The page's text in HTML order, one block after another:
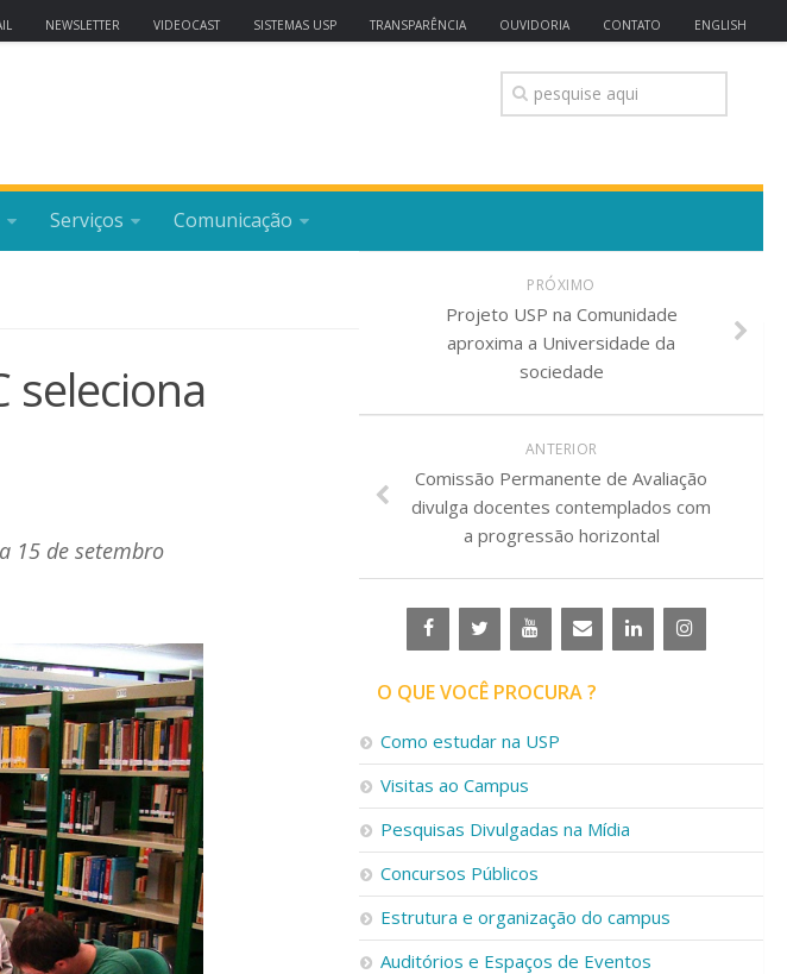
NEWSLETTER VIDEOCAST SISTEMAS USP TRANSPARÊNCIA OUVIDORIA CONTATO ENGLISH
Serviços Comunicação
seleciona
15 de setembro
PRÓXIMO
Projeto USP na Comunidade
aproxima a Universidade da
sociedade
ANTERIOR
Comissão Permanente de Avaliação
divulga docentes contemplados com
a progressão horizontal
O QUE VOCÊ PROCURA ?
Como estudar na USP
Visitas ao Campus
Pesquisas Divulgadas na Mídia
Concursos Públicos
Estrutura e organização do campus
Auditórios e Espaços de Eventos